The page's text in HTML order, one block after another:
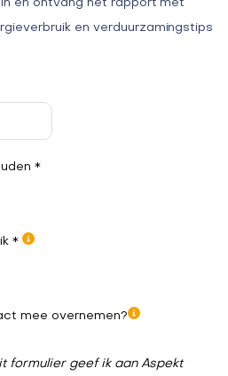
en ontvang het rapport met
en verduurzamingstips
*
*
mee overnemen?
formulier geef ik aan Aspekt